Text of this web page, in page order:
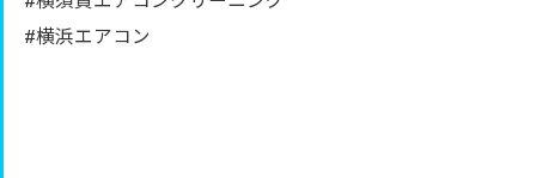
#横浜エアコン